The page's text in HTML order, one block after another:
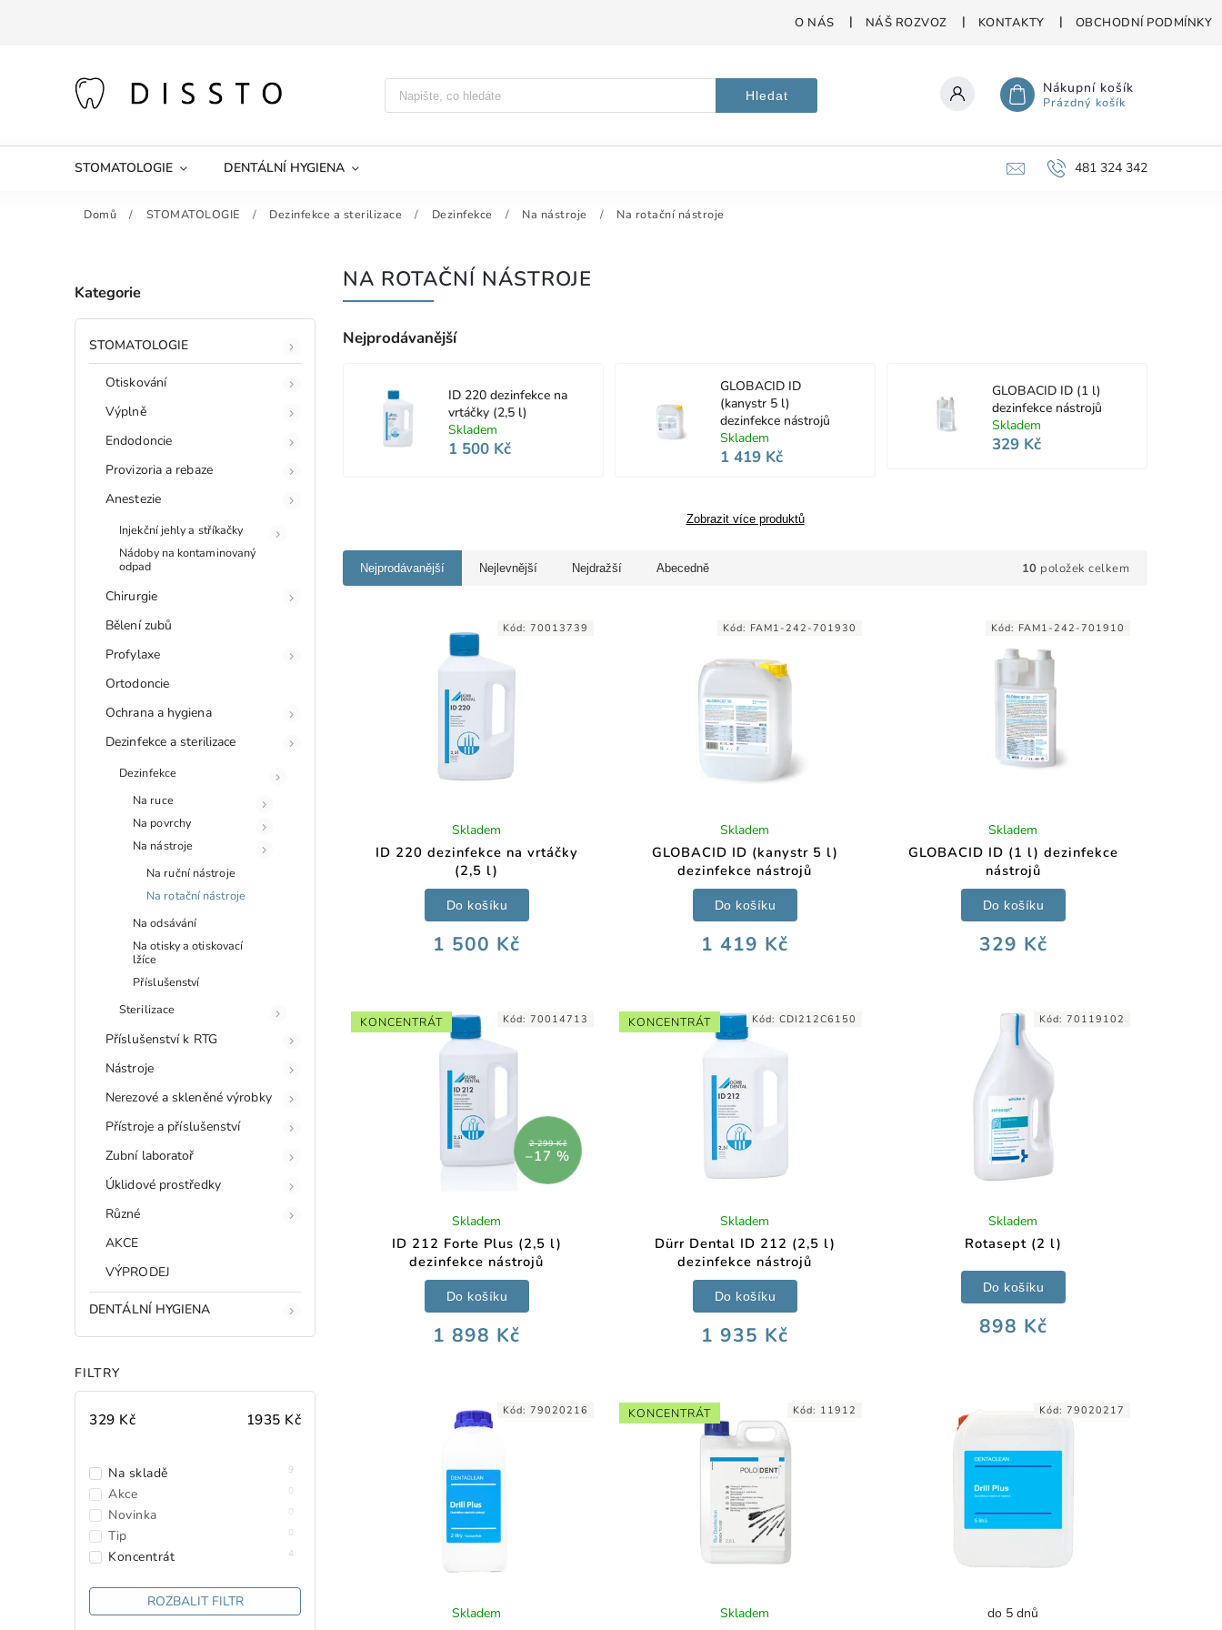
O NÁS NÁŠ ROZVOZ KONTAKTY OBCHODNÍ PODMÍNKY
Hledat Nákupní košík
Prázdný košík
STOMATOLOGIE DENTÁLNÍ HYGIENA 481 324 342
Domů / STOMATOLOGIE / Dezinfekce a sterilizace / Dezinfekce / Na nástroje / Na rotační nástroje
Kategorie
STOMATOLOGIE
Otiskování
Výplně
Endodoncie
Provizoria a rebaze
Anestezie
Injekční jehly a stříkačky
Nádoby na kontaminovaný
odpad
Chirurgie
Bělení zubů
Profylaxe
Ortodoncie
Ochrana a hygiena
Dezinfekce a sterilizace
Dezinfekce
Na ruce
Na povrchy
Na nástroje
Na ruční nástroje
Na rotační nástroje
Na odsávání
Na otisky a otiskovací
lžíce
Příslušenství
Sterilizace
Příslušenství k RTG
Nástroje
Nerezové a skleněné výrobky
Přístroje a příslušenství
Zubní laboratoř
Úklidové prostředky
Různé
AKCE
VÝPRODEJ
DENTÁLNÍ HYGIENA
FILTRY
329 Kč 1935 Kč
Na skladě 9
Akce 0
Novinka 0
Tip 0
Koncentrát 4
ROZBALIT FILTR
NA ROTAČNÍ NÁSTROJE
Nejprodávanější
ID 220 dezinfekce na
vrtáčky (2,5 l)
Skladem
1 500 Kč
GLOBACID ID
(kanystr 5 l)
dezinfekce nástrojů
Skladem
1 419 Kč
GLOBACID ID (1 l)
dezinfekce nástrojů
Skladem
329 Kč
Zobrazit více produktů
Nejprodávanější Nejlevnější Nejdražší Abecedně 10 položek celkem
ID 220 dezinfekce na vrtáčky
(2,5 l)
Skladem
1 500 Kč
Do košíku
Kód:70013739
GLOBACID ID (kanystr 5 l)
dezinfekce nástrojů
Skladem
1 419 Kč
Do košíku
Kód: FAM1-242-701930
GLOBACID ID (1 l) dezinfekce
nástrojů
Skladem
329 Kč
Do košíku
Kód: FAM1-242-701910
KONCENTRÁT
2 299 Kč
–17 %
ID 212 Forte Plus (2,5 l)
dezinfekce nástrojů
Skladem
1 898 Kč
Do košíku
Kód:70014713 KONCENTRÁT
Dürr Dental ID 212 (2,5 l)
dezinfekce nástrojů
Skladem
1 935 Kč
Do košíku
Kód:CDI212C6150
Rotasept (2 l)
Skladem
898 Kč
Do košíku
Kód:70119102
Skladem
Kód:79020216 KONCENTRÁT
Skladem
Kód: 11912
do 5 dnů
Kód:79020217